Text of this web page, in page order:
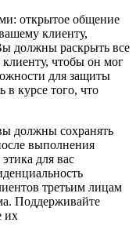
открытое общение
клиенту,
должны раскрыть все
чтобы он мог
для защиты
курсе того, что
должны сохранять
выполнения
для вас
третьим лицам
Поддерживайте
их